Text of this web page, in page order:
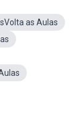
as Aulas